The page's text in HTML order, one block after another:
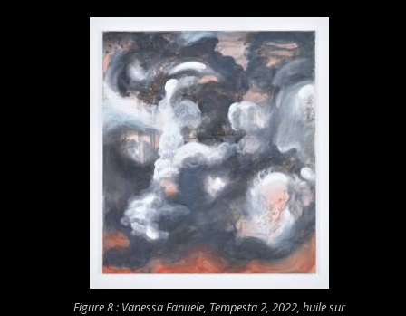
Figure 8 : Vanessa Fanuele, Tempesta 2, 2022, huile sur